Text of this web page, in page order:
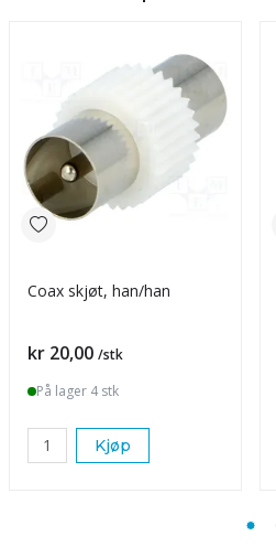
Coax skjøt, han/han
Pris
kr 20,00 /stk
På lager 4 stk
Kjøp